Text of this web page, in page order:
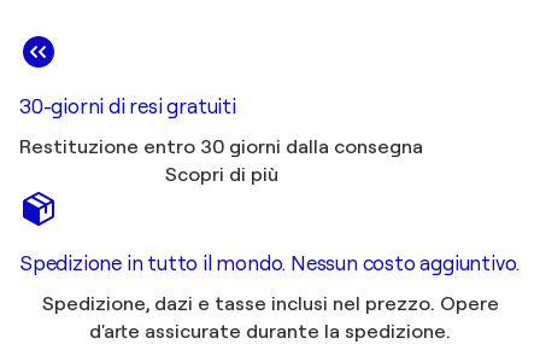
30-giorni di resi gratuiti
Restituzione entro 30 giorni dalla consegna
Scopri di più
Spedizione in tutto il mondo. Nessun costo aggiuntivo.
Spedizione, dazi e tasse inclusi nel prezzo. Opere
d'arte assicurate durante la spedizione.